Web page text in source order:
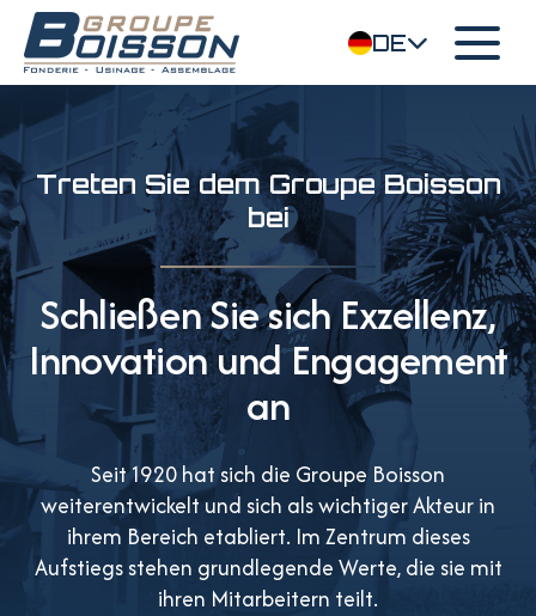
DE
Schließen Sie sich Exzellenz,
Innovation und Engagement
an
Treten Sie dem Groupe Boisson
bei
Seit 1920 hat sich die Groupe Boisson
weiterentwickelt und sich als wichtiger Akteur in
ihrem Bereich etabliert. Im Zentrum dieses
Aufstiegs stehen grundlegende Werte, die sie mit
ihren Mitarbeitern teilt.